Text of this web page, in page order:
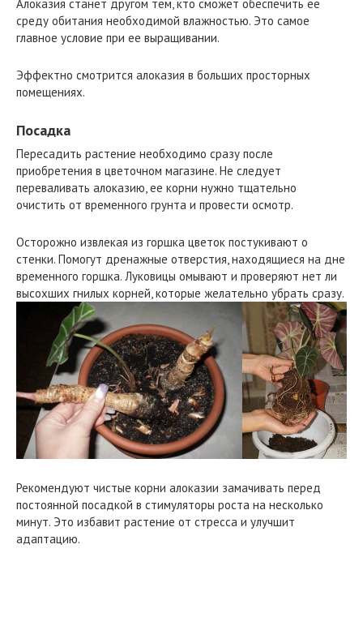
Алоказия станет другом тем, кто сможет обеспечить ее
среду обитания необходимой влажностью. Это самое
главное условие при ее выращивании.
Эффектно смотрится алоказия в больших просторных
помещениях.
Посадка
Пересадить растение необходимо сразу после
приобретения в цветочном магазине. Не следует
переваливать алоказию, ее корни нужно тщательно
очистить от временного грунта и провести осмотр.
Осторожно извлекая из горшка цветок постукивают о
стенки. Помогут дренажные отверстия, находящиеся на дне
временного горшка. Луковицы омывают и проверяют нет ли
высохших гнилых корней, которые желательно убрать сразу.
Рекомендуют чистые корни алоказии замачивать перед
постоянной посадкой в стимуляторы роста на несколько
минут. Это избавит растение от стресса и улучшит
адаптацию.